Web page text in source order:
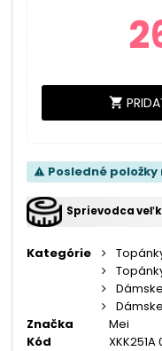
shopping_cart
warning Posledné
Sprievodca
Kategórie
Dámske
Značka
Mei
Kód
XKK251A